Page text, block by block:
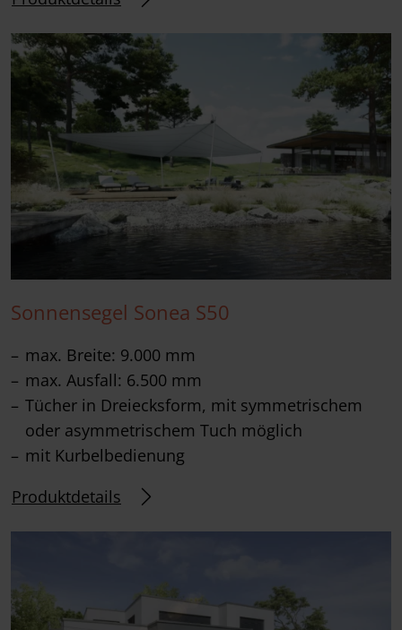
Sonnensegel Sonea S50
max. Breite: 9.000 mm
max. Ausfall: 6.500 mm
Tücher in Dreiecksform, mit symmetrischem
oder asymmetrischem Tuch möglich
mit Kurbelbedienung
Produktdetails